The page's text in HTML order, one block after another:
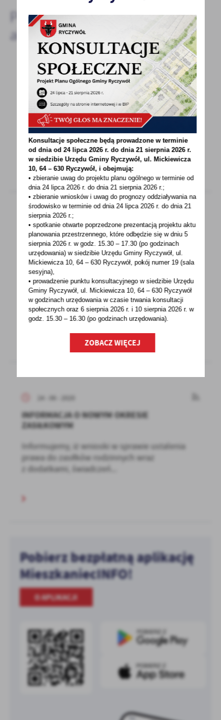
Pozostałe
aktualności
25 - 06 - 2020
"Bitwa o wozy"
Szanowni mieszkańcy informujemy, że MSWiA
ogłosiło na swojej stronie internetowej
profrekwencyjną...
24 - 06 - 2020
RUSZYŁA STRONA INTERNETOWA DLA
PRZEDSIĘBIORCÓW W ZWIĄZKU ZE SKUTKAMI
COVID-19
Przedsiębiorco z Wielkopolski! Potrzebujesz
pomocy, aby nadal funkcjonować, zachować
miejsca pracy...
24 - 06 - 2020
INFORMACJA O NOWYM OKRESIE
ZASIŁKOWYM
Informujemy, iż wnioski w sprawie ustalenia
prawa do zasiłków rodzinnych wraz
z dodatkami, świadczeń...
Pobierz bezpłatną aplikację
MieszkaniecINFO!
O APLIKACJI
Konsultacje społeczne będą prowadzone w terminie
od dnia od 24 lipca 2026 r. do dnia 21 sierpnia 2026 r.
w siedzibie Urzędu Gminy Ryczywół, ul. Mickiewicza
10, 64 – 630 Ryczywół, i obejmują:
• zbieranie uwag do projektu planu ogólnego w terminie od
dnia 24 lipca 2026 r. do dnia 21 sierpnia 2026 r.;
• zbieranie wniosków i uwag do prognozy oddziaływania na
środowisko w terminie od dnia 24 lipca 2026 r. do dnia 21
sierpnia 2026 r.;
• spotkanie otwarte poprzedzone prezentacją projektu aktu
planowania przestrzennego, które odbędzie się w dniu 5
sierpnia 2026 r.w godz. 15.30 – 17.30 (po godzinach
urzędowania) w siedzibie Urzędu Gminy Ryczywół, ul.
Mickiewicza 10, 64 – 630 Ryczywół, pokójnumer 19 (sala
sesyjna),
• prowadzenie punktu konsultacyjnego w siedzibie Urzędu
Gminy Ryczywół, ul. Mickiewicza 10, 64 – 630 Ryczywół
w godzinachurzędowania w czasie trwania konsultacji
społecznych oraz 6 sierpnia 2026 r. i 10 sierpnia 2026 r. w
godz. 15.30 – 16.30 (po godzinachurzędowania).
ZOBACZ WIĘCEJ